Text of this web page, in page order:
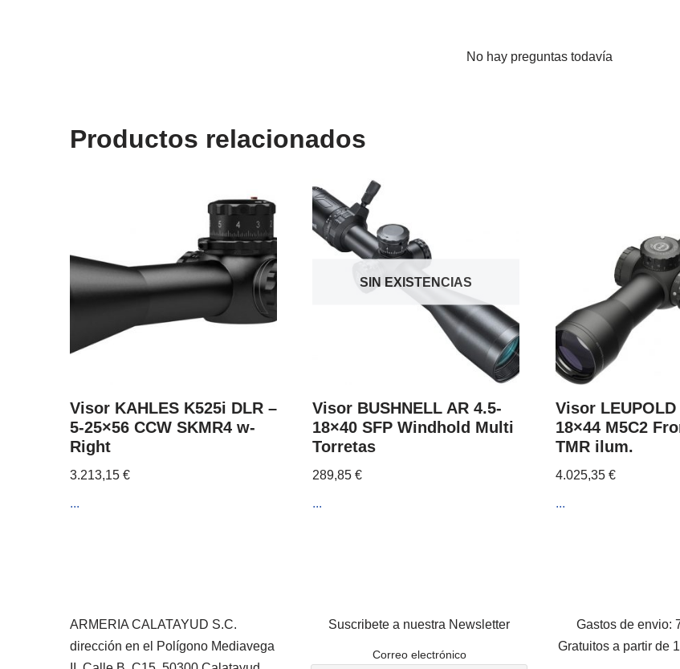
No hay preguntas todavía
Productos relacionados
Visor KAHLES K525i DLR –
5-25×56 CCW SKMR4 w-
Right
3.213,15 €
...
SIN EXISTENCIAS
Visor BUSHNELL AR 4.5-
18×40 SFP Windhold Multi
Torretas
289,85€
...
Visor
18×44 M5C2
TMR ilum.
4.025,35 €
...
ARMERIA CALATAYUD S.C.
dirección en el Polígono Mediavega
Suscribete a nuestra Newsletter
Correo electrónico
Gastos de envio:
Gratuitos a partir de